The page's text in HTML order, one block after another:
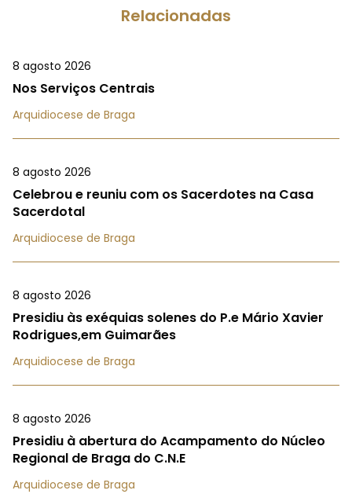
Relacionadas
8 agosto 2026
Nos Serviços Centrais
Arquidiocese de Braga
8 agosto 2026
Celebrou e reuniu com os Sacerdotes na Casa
Sacerdotal
Arquidiocese de Braga
8 agosto 2026
Presidiu às exéquias solenes do P.e Mário Xavier
Rodrigues,em Guimarães
Arquidiocese de Braga
8 agosto 2026
Presidiu à abertura do Acampamento do Núcleo
Regional de Braga do C.N.E
Arquidiocese de Braga